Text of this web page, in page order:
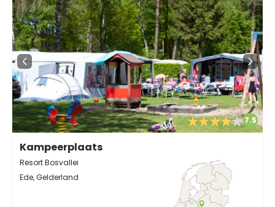
7.5
Kampeerplaats
Resort Bosvallei
Ede, Gelderland